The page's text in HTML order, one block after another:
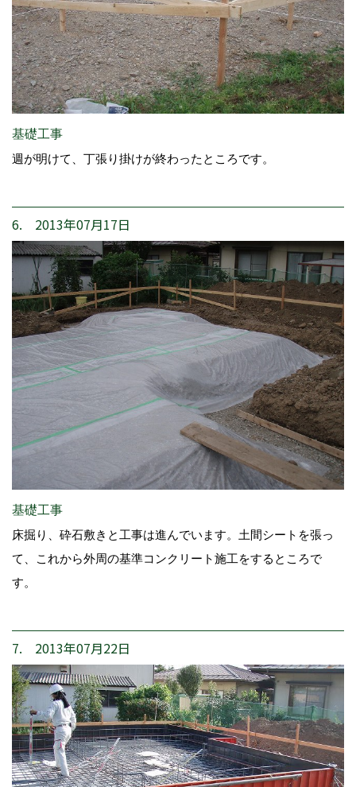
基礎工事
週が明けて、丁張り掛けが終わったところです。
6. 2013年07月17日
基礎工事
床掘り、砕石敷きと工事は進んでいます。土間シートを張っ
て、これから外周の基準コンクリート施工をするところで
す。
7. 2013年07月22日